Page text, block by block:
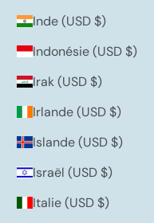
Inde (USD $)
Indonésie (USD $)
Irak (USD $)
Irlande (USD $)
Islande (USD $)
Israël (USD $)
Italie (USD $)